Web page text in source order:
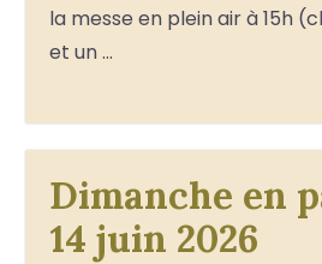
la messe en plein air à 15h
et un …
Dimanche en
14 juin 2026